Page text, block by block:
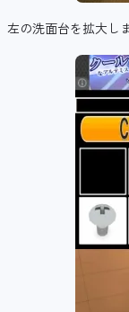
左の洗面台を拡大し